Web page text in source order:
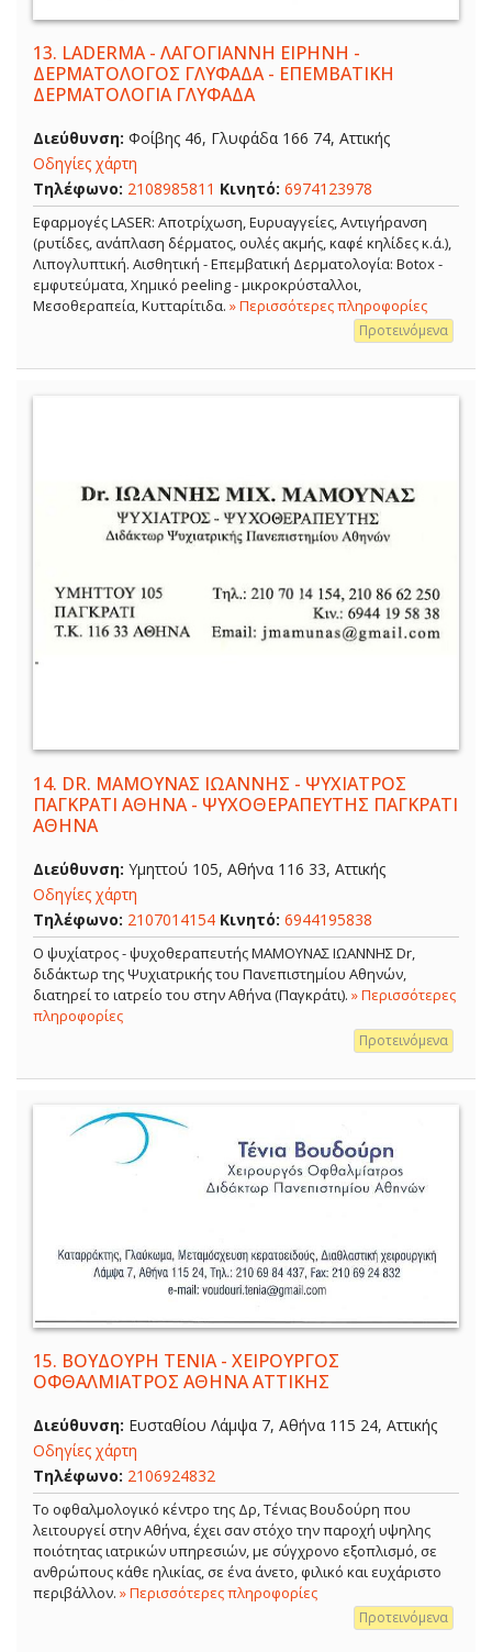
13. LADERMA - ΛΑΓΟΓΙΑΝΝΗ ΕΙΡΗΝΗ -
ΔΕΡΜΑΤΟΛΟΓΟΣ ΓΛΥΦΑΔΑ - ΕΠΕΜΒΑΤΙΚΗ
ΔΕΡΜΑΤΟΛΟΓΙΑ ΓΛΥΦΑΔΑ
Διεύθυνση: Φοίβης 46, Γλυφάδα 166 74, Αττικής
Οδηγίες χάρτη
Τηλέφωνο: 2108985811 Κινητό: 6974123978
Εφαρμογές LASER: Αποτρίχωση, Ευρυαγγείες, Αντιγήρανση
(ρυτίδες, ανάπλαση δέρματος, ουλές ακμής, καφέ κηλίδες κ.ά.),
Λιπογλυπτική. Αισθητική - Επεμβατική Δερματολογία: Botox -
εμφυτεύματα, Χημικό peeling - μικροκρύσταλλοι,
Μεσοθεραπεία, Κυτταρίτιδα. » Περισσότερες πληροφορίες
Προτεινόμενα
14. DR. ΜΑΜΟΥΝΑΣ ΙΩΑΝΝΗΣ - ΨΥΧΙΑΤΡΟΣ
ΠΑΓΚΡΑΤΙ ΑΘΗΝΑ - ΨΥΧΟΘΕΡΑΠΕΥΤΗΣ ΠΑΓΚΡΑΤΙ
ΑΘΗΝΑ
Διεύθυνση: Υμηττού 105, Αθήνα 116 33, Αττικής
Οδηγίες χάρτη
Τηλέφωνο: 2107014154 Κινητό: 6944195838
Ο ψυχίατρος - ψυχοθεραπευτής ΜΑΜΟΥΝΑΣ ΙΩΑΝΝΗΣ Dr,
διδάκτωρ της Ψυχιατρικής του Πανεπιστημίου Αθηνών,
διατηρεί το ιατρείο του στην Αθήνα (Παγκράτι). » Περισσότερες
πληροφορίες
Προτεινόμενα
15. ΒΟΥΔΟΥΡΗ ΤΕΝΙΑ - ΧΕΙΡΟΥΡΓΟΣ
ΟΦΘΑΛΜΙΑΤΡΟΣ ΑΘΗΝΑ ΑΤΤΙΚΗΣ
Διεύθυνση: Ευσταθίου Λάμψα 7, Αθήνα 115 24, Αττικής
Οδηγίες χάρτη
Τηλέφωνο: 2106924832
Το οφθαλμολογικό κέντρο της Δρ, Τένιας Βουδούρη που
λειτουργεί στην Αθήνα, έχει σαν στόχο την παροχή υψηλης
ποιότητας ιατρικών υπηρεσιών, με σύγχρονο εξοπλισμό, σε
ανθρώπους κάθε ηλικίας, σε ένα άνετο, φιλικό και ευχάριστο
περιβάλλον. » Περισσότερες πληροφορίες
Προτεινόμενα